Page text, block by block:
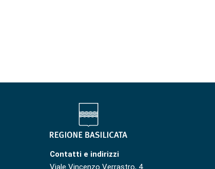
Contatti e indirizzi
Viale Vincenzo Verrastro, 4